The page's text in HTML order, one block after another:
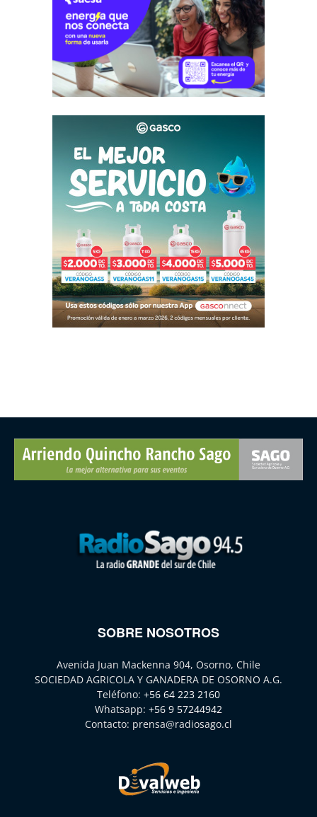
SOBRE NOSOTROS
Avenida Juan Mackenna 904, Osorno, Chile
SOCIEDAD AGRICOLA Y GANADERA DE OSORNO A.G.
Teléfono: +56 64 223 2160
Whatsapp: +56 9 57244942
Contacto: prensa@radiosago.cl